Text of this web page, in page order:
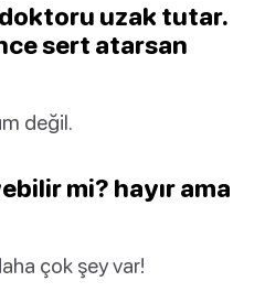
uzak tutar.
sert atarsan
değil.
mi? hayır ama
çok şey var!